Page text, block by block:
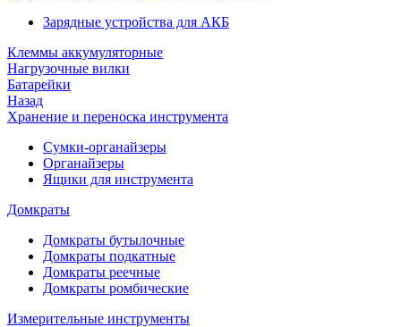
Зарядные устройства для АКБ
Клеммы аккумуляторные
Нагрузочные вилки
Батарейки
Назад
Хранение и переноска инструмента
Сумки-органайзеры
Органайзеры
Ящики для инструмента
Домкраты
Домкраты бутылочные
Домкраты подкатные
Домкраты реечные
Домкраты ромбические
Измерительные инструменты